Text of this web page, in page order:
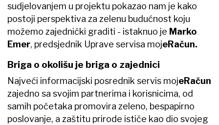
sudjelovanjem u projektu pokazao nam je kako
postoji perspektiva za zelenu budućnost koju
možemo zajednički graditi - istaknuo je Marko
Emer, predsjednik Uprave servisa mojeRačun.
Briga o okolišu je briga o zajednici
Najveći informacijski posrednik servis mojeRačun
zajedno sa svojim partnerima i korisnicima, od
samih početaka promovira zeleno, bespapirno
poslovanje, a zaštitu prirode ističe kao dio svojeg